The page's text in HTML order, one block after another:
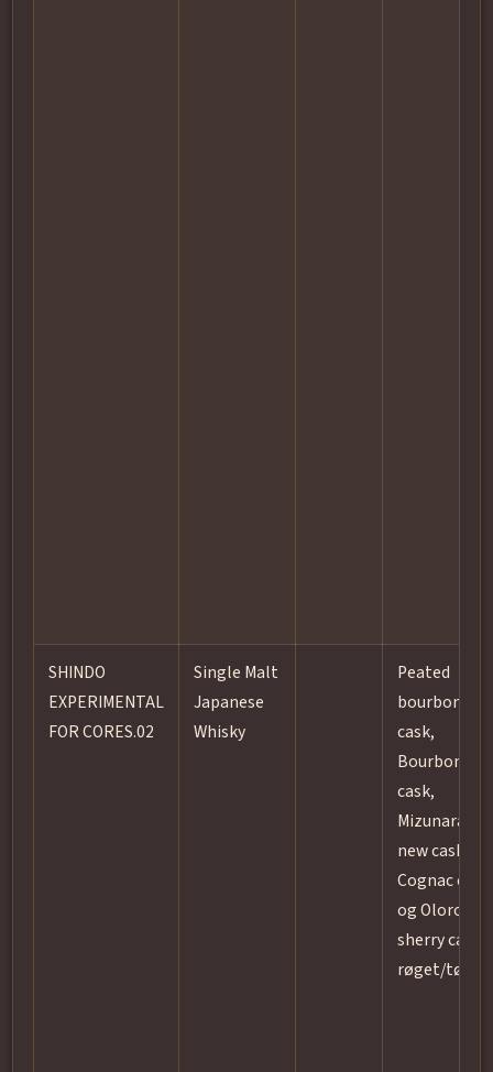
SHINDO
EXPERIMENTAL
FOR CORES.02
Single Malt
Japanese
Whisky
Peated
bourbon
cask,
Bourbon
cask,
Mizunara
new cask,
Cognac cask
og Oloroso
sherry cask;
røget/tørvet